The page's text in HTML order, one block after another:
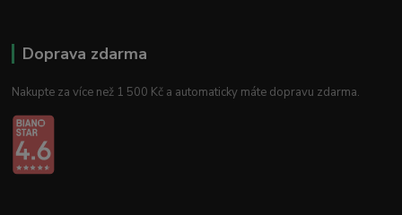
Doprava zdarma
Nakupte za více než 1 500 Kč a automaticky máte dopravu zdarma.